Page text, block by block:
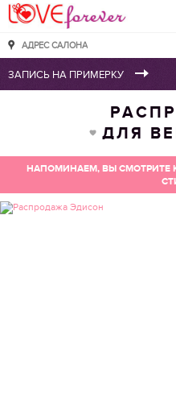
Love Forever
АДРЕС САЛОНА
ДЛЯ
НАПОМИНАЕМ, ВЫ СМОТРИТЕ